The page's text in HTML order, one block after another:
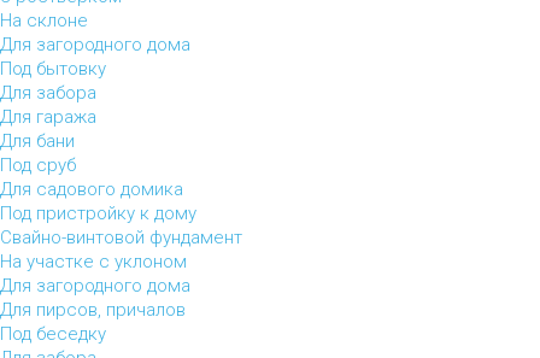
На склоне
Для загородного дома
Под бытовку
Для забора
Для гаража
Для бани
Под сруб
Для садового домика
Под пристройку к дому
Свайно-винтовой фундамент
На участке с уклоном
Для загородного дома
Для пирсов, причалов
Под беседку